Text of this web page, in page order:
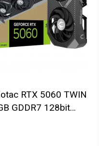
RTX 5060 TWIN
GDDR7 128bit
MEDIUM PACK